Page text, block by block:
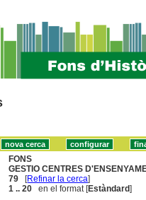
FONS
GESTIO CENTRES
79 [Refinar la cerca]
1 .. 20 en el format [Estàndard]